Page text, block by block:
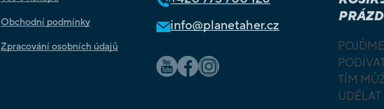
Obchodní podmínky
Zpracování osobních údajů
info@planetaher.cz
TÍM
UDĚLAT